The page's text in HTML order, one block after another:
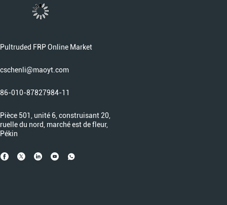
Pultruded FRP Online Market
cschenli@maoyt.com
86-010-87827984-11
Pièce 501, unité 6, construisant 20,
ruelle du nord, marché est de fleur,
Pékin